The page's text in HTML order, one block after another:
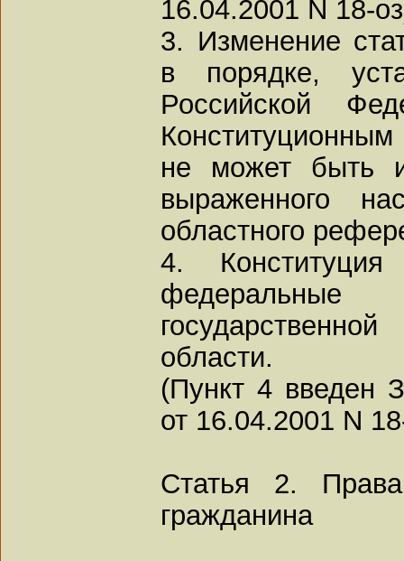
16.04.2001 N 18-
3. Изменение
в порядке,
Российской
не может быть
выраженного
областного
4.
области.
(Пункт 4 введен
от 16.04.2001 N
Статья 2.
гражданина